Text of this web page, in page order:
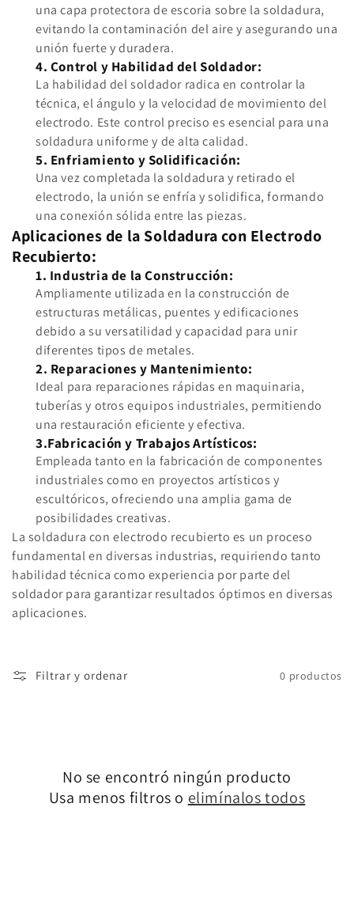
una capa protectora de escoria sobre la soldadura,
evitando la contaminación del aire y asegurando una
unión fuerte y duradera.
4. Control y Habilidad del Soldador:
La habilidad del soldador radica en controlar la
técnica, el ángulo y la velocidad de movimiento del
electrodo. Este control preciso es esencial para una
soldadura uniforme y de alta calidad.
5. Enfriamiento y Solidificación:
Una vez completada la soldadura y retirado el
electrodo, la unión se enfría y solidifica, formando
una conexión sólida entre las piezas.
Aplicaciones de la Soldadura con Electrodo
Recubierto:
1. Industria de la Construcción:
Ampliamente utilizada en la construcción de
estructuras metálicas, puentes y edificaciones
debido a su versatilidad y capacidad para unir
diferentes tipos de metales.
2. Reparaciones y Mantenimiento:
Ideal para reparaciones rápidas en maquinaria,
tuberías y otros equipos industriales, permitiendo
una restauración eficiente y efectiva.
3.Fabricación y Trabajos Artísticos:
Empleada tanto en la fabricación de componentes
industriales como en proyectos artísticos y
escultóricos, ofreciendo una amplia gama de
posibilidades creativas.
La soldadura con electrodo recubierto es un proceso
fundamental en diversas industrias, requiriendo tanto
habilidad técnica como experiencia por parte del
soldador para garantizar resultados óptimos en diversas
aplicaciones.
Filtrar y ordenar 0 productos
No se encontró ningún producto
Usa menos filtros o elimínalos todos